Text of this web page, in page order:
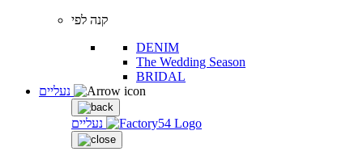
קנה לפי
DENIM
The Wedding Season
BRIDAL
נעליים